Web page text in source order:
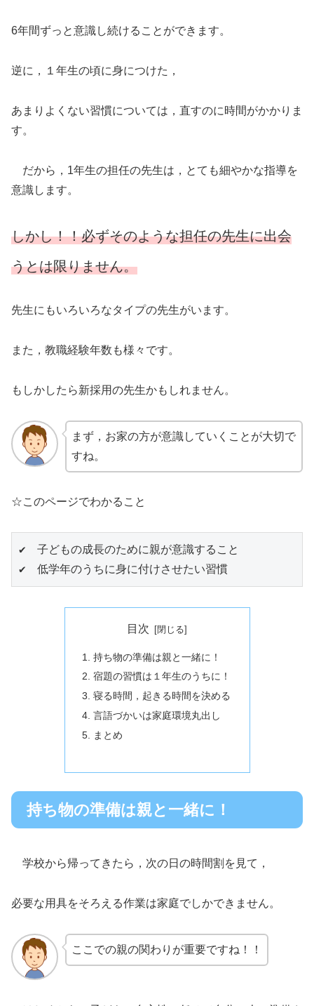
6年間ずっと意識し続けることができます。
逆に，１年生の頃に身につけた，
あまりよくない習慣については，直すのに時間がかかりま
す。
だから，1年生の担任の先生は，とても細やかな指導を
意識します。
しかし！！必ずそのような担任の先生に出会
うとは限りません。
先生にもいろいろなタイプの先生がいます。
また，教職経験年数も様々です。
もしかしたら新採用の先生かもしれません。
まず，お家の方が意識していくことが大切で
すね。
☆このページでわかること
✔　子どもの成長のために親が意識すること
✔　低学年のうちに身に付けさせたい習慣
目次
持ち物の準備は親と一緒に！
宿題の習慣は１年生のうちに！
寝る時間，起きる時間を決める
言語づかいは家庭環境丸出し
まとめ
持ち物の準備は親と一緒に！
学校から帰ってきたら，次の日の時間割を見て，
必要な用具をそろえる作業は家庭でしかできません。
ここでの親の関わりが重要ですね！！